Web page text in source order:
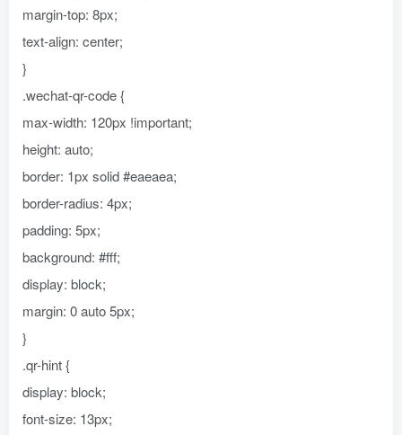
margin-top: 8px;
text-align: center;
}
.wechat-qr-code {
max-width: 120px !important;
height: auto;
border: 1px solid #eaeaea;
border-radius: 4px;
padding: 5px;
background: #fff;
display: block;
margin: 0 auto 5px;
}
.qr-hint {
display: block;
font-size: 13px;